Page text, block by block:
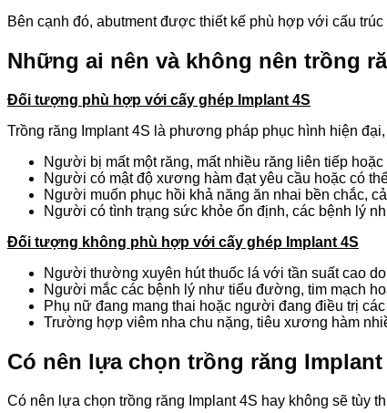
Bên cạnh đó, abutment được thiết kế phù hợp với cấu
Những ai nên và không nên trồng
Đối tượng phù hợp với cấy ghép Implant 4S
Trồng răng Implant 4S là phương pháp phục hình hiện
Người bị mất một răng, mất nhiều răng liên tiếp hoặc
Người có mật độ xương hàm đạt yêu cầu hoặc có
Người muốn phục hồi khả năng ăn nhai bền chắc,
Người có tình trạng sức khỏe ổn định, các bệnh lý
Đối tượng không phù hợp với cấy ghép Implant 4S
Người thường xuyên hút thuốc lá với tần suất cao
Người mắc các bệnh lý như tiểu đường, tim mạch
Phụ nữ đang mang thai hoặc người đang điều trị
Trường hợp viêm nha chu nặng, tiêu xương hàm
Có nên lựa chọn trồng răng
Có nên lựa chọn trồng răng Implant 4S hay không sẽ tùy